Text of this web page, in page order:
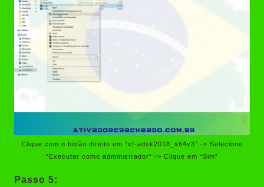
Clique com o botão direito em “xf-adsk2018_x64v3” -> Selecione
“Executar como administrador” -> Clique em “Sim”
Passo 5: